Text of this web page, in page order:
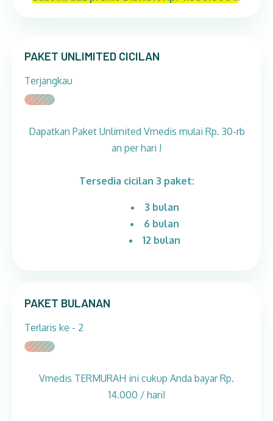
PAKET UNLIMITED CICILAN
Terjangkau
Dapatkan Paket Unlimited Vmedis mulai Rp. 30-rb
an per hari !
Tersedia cicilan 3 paket:
3 bulan
6 bulan
12 bulan
PAKET BULANAN
Terlaris ke - 2
Vmedis TERMURAH ini cukup Anda bayar Rp.
14.000 / hari!